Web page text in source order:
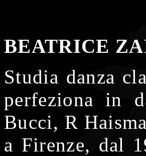
BEATRICE
Studia danza
perfeziona in
Bucci, R
a Firenze, dal